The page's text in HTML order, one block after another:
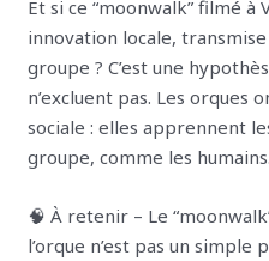
Et si ce “moonwalk” filmé à
innovation locale,
groupe ? C’est une
n’excluent pas. Les orques
sociale : elles apprennent
groupe, comme les humains.
🧠 À retenir – Le
l’orque n’est pas un simple